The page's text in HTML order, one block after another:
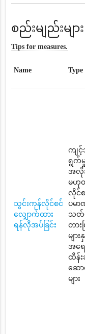
စည်းမျည်းများ
Tips for measures.
Name Type
သွင်းကုန်လိုင်စင်
လျှောက်ထား
ရန်လိုအပ်ခြင်း
ကျ
ရွက်မှု
အလို
မဟု
လိုင်စ
ပမ
သတ်မှု
တား
များ
အရ
ထိန်း
ဆေ
များ